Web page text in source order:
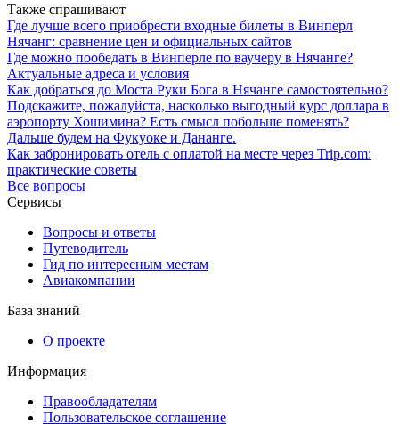
Также спрашивают
Где лучше всего приобрести входные билеты в Винперл
Нячанг: сравнение цен и официальных сайтов
Где можно пообедать в Винперле по ваучеру в Нячанге?
Актуальные адреса и условия
Как добраться до Моста Руки Бога в Нячанге самостоятельно?
Подскажите, пожалуйста, насколько выгодный курс доллара в
аэропорту Хошимина? Есть смысл побольше поменять?
Дальше будем на Фукуоке и Дананге.
Как забронировать отель с оплатой на месте через Trip.com:
практические советы
Все вопросы
Сервисы
Вопросы и ответы
Путеводитель
Гид по интересным местам
Авиакомпании
База знаний
О проекте
Информация
Правообладателям
Пользовательское соглашение